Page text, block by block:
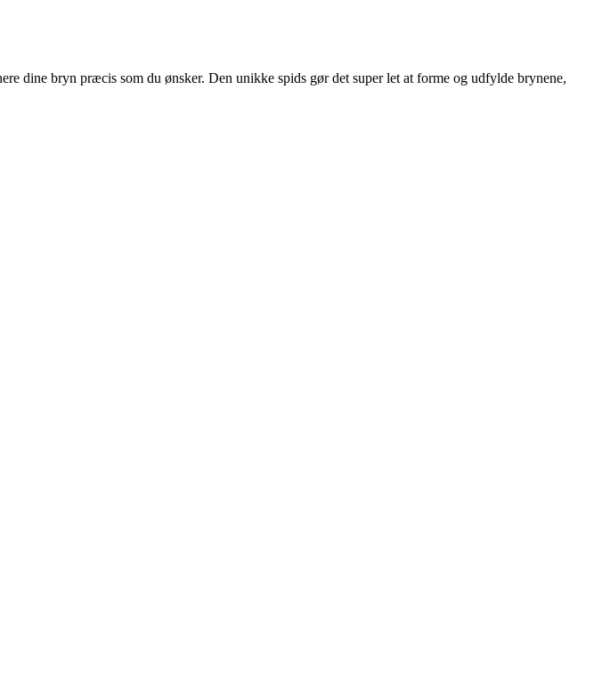
dine bryn præcis som du ønsker. Den unikke spids gør det super let at forme og udfylde brynene,